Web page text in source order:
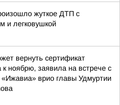
жуткое ДТП с
и легковушкой
вернуть сертификат
к ноябрю, заявила на встрече с
«Ижавиа» врио главы Удмуртии